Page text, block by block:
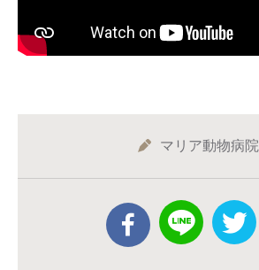
マリア動物病院